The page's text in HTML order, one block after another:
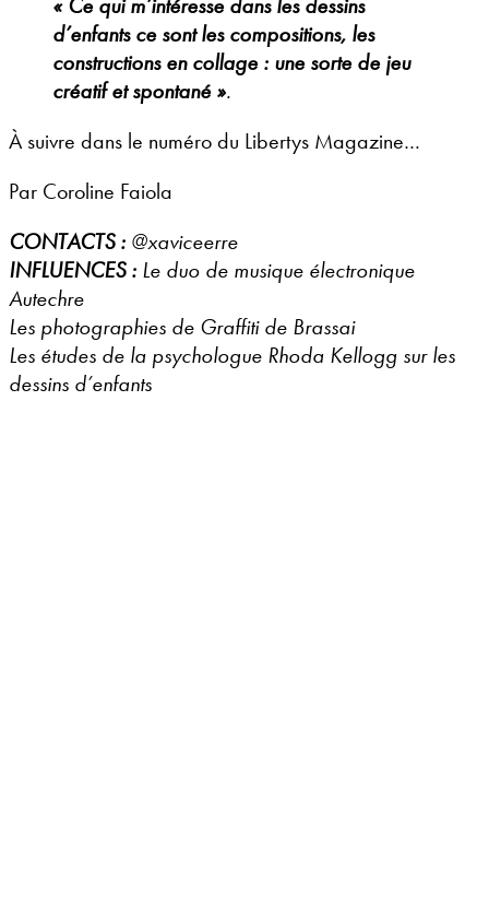
d’enfants ce sont les compositions, les
constructions en collage : une sorte de jeu
créatif et spontané ».
À suivre dans le numéro du Libertys Magazine…
Par Coroline Faiola
CONTACTS : @xaviceerre
INFLUENCES : Le duo de musique électronique
Autechre
Les photographies de Graffiti de Brassai
Les études de la psychologue Rhoda Kellogg sur les
dessins d’enfants